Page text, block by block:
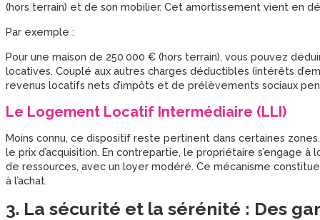
(hors terrain) et de son mobilier. Cet amortissement vient en
Par exemple :
Pour une maison de 250 000 € (hors terrain), vous pouvez
locatives. Couplé aux autres charges déductibles (intérêts
revenus locatifs nets d’impôts et de prélèvements sociaux
Le Logement Locatif Intermédiaire (LLI)
Moins connu, ce dispositif reste pertinent dans certaines
le prix d’acquisition. En contrepartie, le propriétaire s’engage
de ressources, avec un loyer modéré. Ce mécanisme
à l’achat.
3. La sécurité et la sérénité : Des